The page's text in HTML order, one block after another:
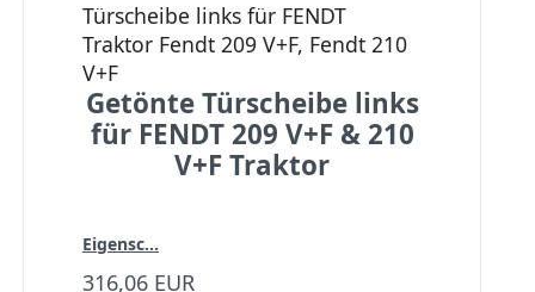
Türscheibe links für FENDT
Traktor Fendt 209 V+F, Fendt 210
V+F
Getönte Türscheibe links
für FENDT 209 V+F & 210
V+F Traktor
Eigensc...
316,06 EUR